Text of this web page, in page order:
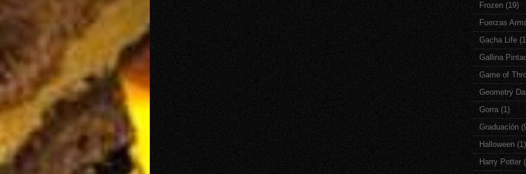
Frozen (19)
Fuerzas
Gacha Life
Gallina
Game of
Geometry
Gorra (1)
Graduación
Halloween (1)
Harry Potter